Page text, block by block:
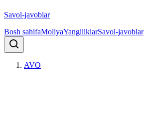
Savol-javoblar
Bosh sahifaMoliyaYangiliklarSavol-javoblar
AVO